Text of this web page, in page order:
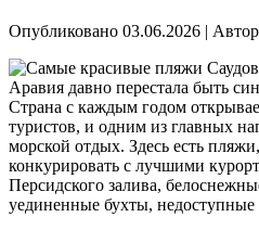
Опубликовано 03.06.2026 |
Аравия давно перестала быть
Страна с каждым годом
туристов, и одним из главных
морской отдых. Здесь есть
конкурировать с лучшими
Персидского залива,
уединенные бухты, недоступные